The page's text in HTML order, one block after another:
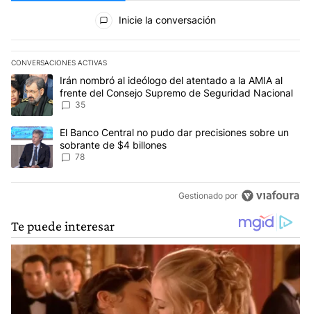
Todos los comentarios
Inicie la conversación
CONVERSACIONES ACTIVAS
Este listado muestra los artículos con más comentarios en los
Un artículo de tendencia con el título "Irán nombró al ideólogo
Irán nombró al ideólogo del atentado a la AMIA al
frente del Consejo Supremo de Seguridad Nacional
35
Un artículo de tendencia con el título "El Banco Central no pudo
El Banco Central no pudo dar precisiones sobre un
sobrante de $4 billones
78
Gestionado por